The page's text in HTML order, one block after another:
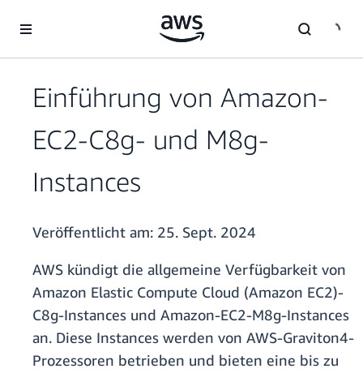
Überspringen zum Hauptinhalt
Einführung von Amazon-
EC2-C8g- und M8g-
Instances
Veröffentlicht am: 25. Sept. 2024
AWS kündigt die allgemeine Verfügbarkeit von
Amazon Elastic Compute Cloud (Amazon EC2)-
C8g-Instances und Amazon-EC2-M8g-Instances
an. Diese Instances werden von AWS-Graviton4-
Prozessoren betrieben und bieten eine bis zu